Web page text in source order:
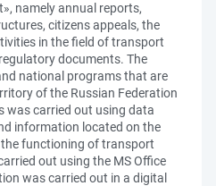
namely annual reports,
citizens appeals, the
in the field of transport
documents. The
national programs that are
of the Russian Federation
was carried out using data
information located on the
functioning of transport
out using the MS Office
was carried out in a digital